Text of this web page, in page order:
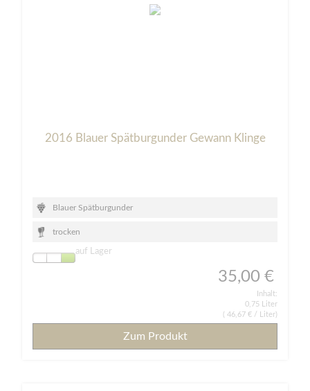
2016 Blauer Spätburgunder Gewann Klinge
Blauer Spätburgunder
trocken
auf Lager
35,00 €
Inhalt:
0,75 Liter
46,67 € / Liter)
Zum Produkt